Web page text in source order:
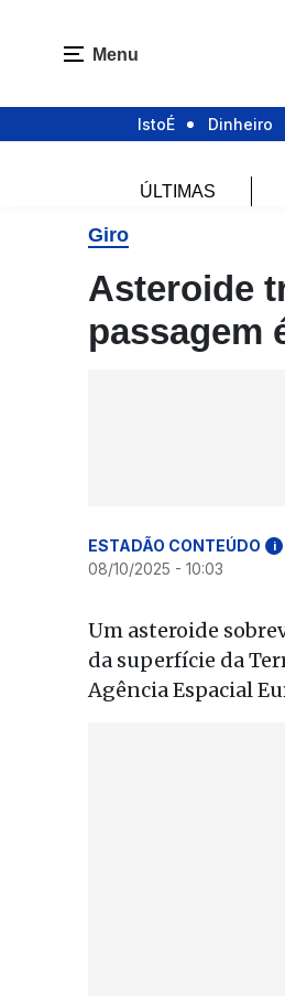
Menu
IstoÉ Dinheiro
ÚLTIMAS
Giro
Asteroide
passagem
ESTADÃO CONTEÚDO i
08/10/2025 - 10:03
Um asteroide
da superfície da
Agência Espacial